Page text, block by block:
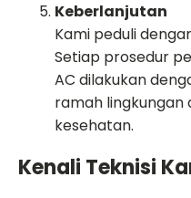
Keberlanjutan
Kami peduli
Setiap prosedur
AC dilakukan
ramah
kesehatan.
Kenali Teknisi